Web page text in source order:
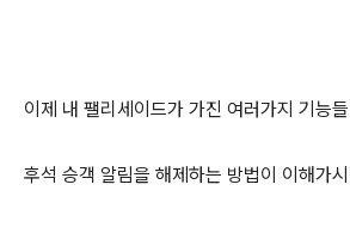
이제 내 팰리세이드가 가진 여러가지 기능
후석 승객 알림을 해제하는 방법이 이해가